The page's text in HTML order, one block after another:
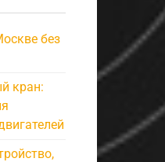
без
кран: